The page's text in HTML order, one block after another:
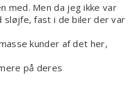
med. Men da jeg ikke var
sløjfe, fast i de biler der var
kunder af det her,
på deres